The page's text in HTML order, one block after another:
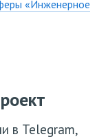
«Инженерное
в Telegram,